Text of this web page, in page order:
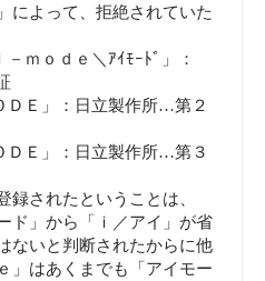
によって、拒絶されていた
ｍｏｄｅ＼ｱｲﾓｰﾄﾞ」：
ＤＥ」：日立製作所…第２
ＤＥ」：日立製作所…第３
されたということは、
ド」から「ｉ／アイ」が省
ないと判断されたからに他
」はあくまでも「アイモー